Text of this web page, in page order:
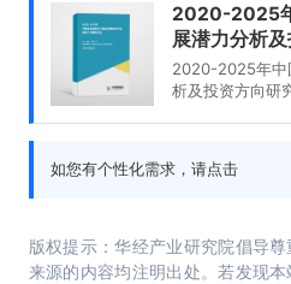
2020-2025
展潜力分析
2020-2025年中
析及投资方向研
易行业投资风
国进出口贸易行
如您有个性化需求，请点击
版权提示：华经产业研究院倡导
来源的内容均注明出处。若发现